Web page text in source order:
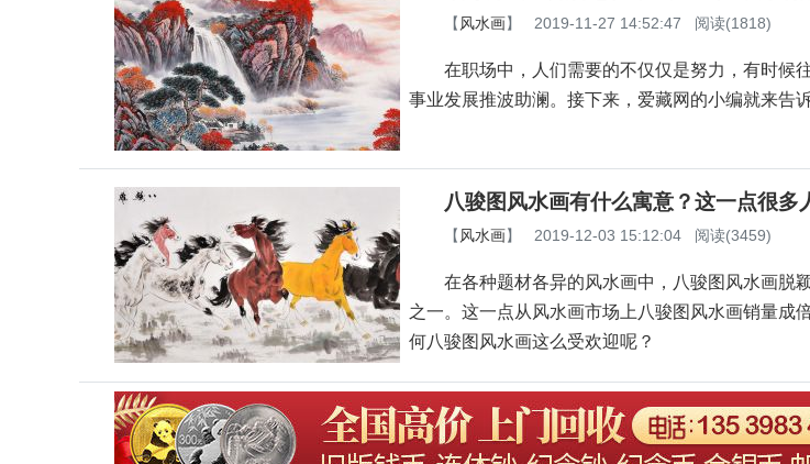
【 风水画】 2019-11-27 14:52:47 阅读(1818)
在职场中，人们需要的不仅仅是努力，有时候
事业发展推波助澜。接下来，爱藏网的小编就来告
八骏图风水画有什么寓意？这一点很多
【 风水画】 2019-12-03 15:12:04 阅读(3459)
在各种题材各异的风水画中，八骏图风水画脱
之一。这一点从风水画市场上八骏图风水画销量成
何八骏图风水画这么受欢迎呢？